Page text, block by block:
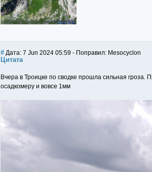
# Дата: 7 Jun 2024 05:59 - Поправил: Mesocyclon
Цитата
Вчера в Троицке по сводке прошла сильная гроза.
осадкомеру и вовсе 1мм